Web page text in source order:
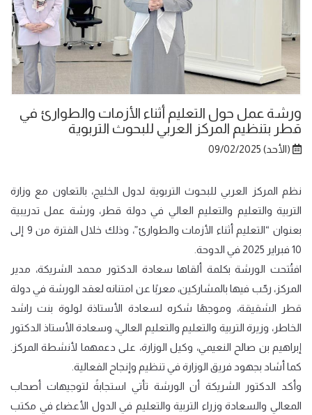
ورشة عمل حول التعليم أثناء الأزمات والطوارئ في
قطر بتنظيم المركز العربي للبحوث التربوية
(الأحد) 09/02/2025
نظم المركز العربي للبحوث التربوية لدول الخليج، بالتعاون مع وزارة
التربية والتعليم والتعليم العالي في دولة قطر، ورشة عمل تدريبية
بعنوان “التعليم أثناء الأزمات والطوارئ”، وذلك خلال الفترة من 9 إلى
10 فبراير 2025 في الدوحة.
افتُتحت الورشة بكلمة ألقاها سعادة الدكتور محمد الشريكة، مدير
المركز، رحّب فيها بالمشاركين، معربًا عن امتنانه لعقد الورشة في دولة
قطر الشقيقة، وموجهًا شكره لسعادة الأستاذة لولوة بنت راشد
الخاطر، وزيرة التربية والتعليم والتعليم العالي، وسعادة الأستاذ الدكتور
إبراهيم بن صالح النعيمي، وكيل الوزارة، على دعمهما لأنشطة المركز.
كما أشاد بجهود فريق الوزارة في تنظيم وإنجاح الفعالية.
وأكد الدكتور الشريكة أن الورشة تأتي استجابةً لتوجيهات أصحاب
المعالي والسعادة وزراء التربية والتعليم في الدول الأعضاء في مكتب